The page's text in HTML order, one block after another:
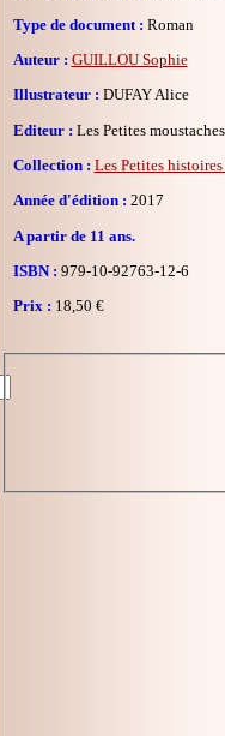
Type de document : Roman
Auteur : GUILLOU Sophie
Illustrateur : DUFAY Alice
Editeur : Les Petites moustaches
Collection : Les Petites
Année d'édition : 2017
A partir de 11 ans.
ISBN : 979-10-92763-12-6
Prix : 18,50 €